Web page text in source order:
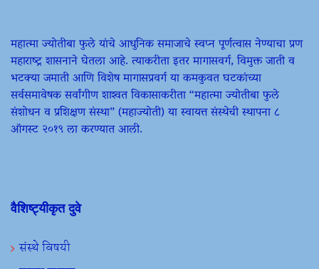
महात्मा ज्योतीबा फुले यांचे आधुनिक समाजाचे स्वप्न पूर्णत्वास नेण्याचा प्रण
महाराष्ट्र शासनाने घेतला आहे. त्याकरीता इतर मागासवर्ग, विमुक्त जाती व
भटक्या जमाती आणि विशेष मागासप्रवर्ग या कमकुवत घटकांच्या
सर्वसमावेषक सर्वांगीण शाश्वत विकासाकरीता “महात्मा ज्योतीबा फुले
संशोधन व प्रशिक्षण संस्था” (महाज्योती) या स्वायत्त संस्थेची स्थापना ८
ऑगस्ट २०१९ ला करण्यात आली.
वैशिष्ट्यीकृत दुवे
संस्थे विषयी